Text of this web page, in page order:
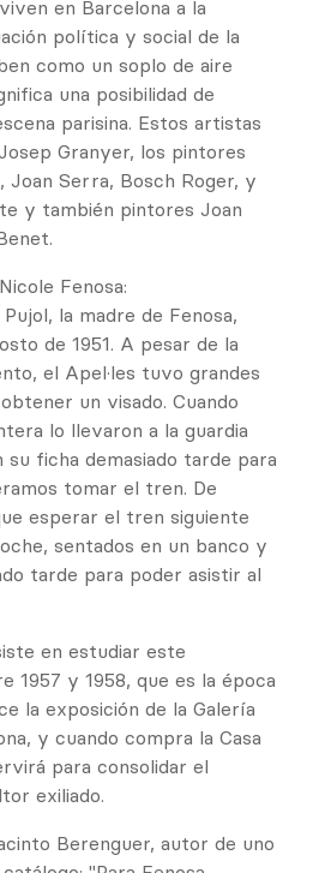
en Barcelona a la
política y social de la
como un soplo de aire
una posibilidad de
parisina. Estos artistas
Granyer, los pintores
Joan Serra, Bosch Roger, y
y también pintores Joan
Fenosa:
la madre de Fenosa,
de 1951. A pesar de la
el Apel·les tuvo grandes
un visado. Cuando
lo llevaron a la guardia
ficha demasiado tarde para
tomar el tren. De
esperar el tren siguiente
sentados en un banco y
tarde para poder asistir al
en estudiar este
1957 y 1958, que es la época
la exposición de la Galería
​​y cuando compra la Casa
para consolidar el
exiliado.
Berenguer, autor de uno